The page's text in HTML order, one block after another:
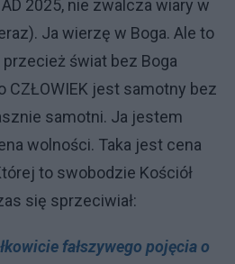
2025, nie zwalcza wiary w
Ja wierzę w Boga. Ale to
przecież świat bez Boga
CZŁOWIEK jest samotny bez
samotni. Ja jestem
wolności. Taka jest cena
to swobodzie Kościół
się sprzeciwiał:
fałszywego pojęcia o